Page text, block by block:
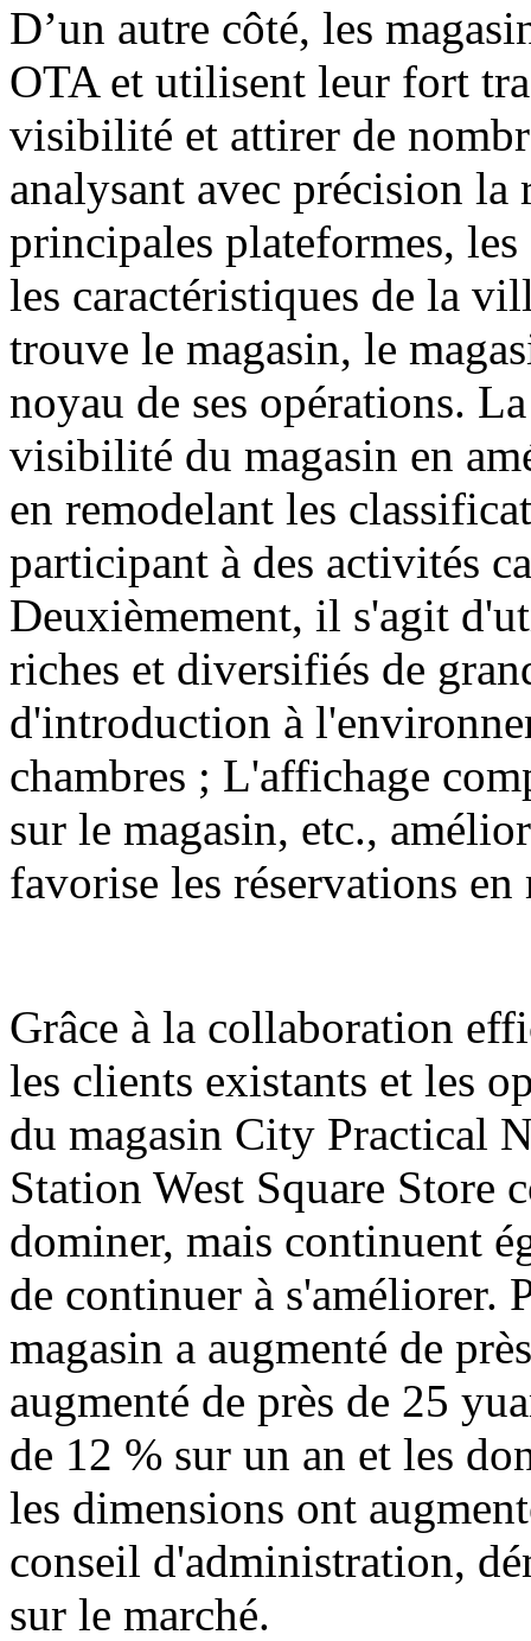
D’un autre côté, les
OTA et utilisent leur fort
visibilité et attirer de
analysant avec précision
principales plateformes,
les caractéristiques de la
trouve le magasin, le
noyau de ses opérations.
visibilité du magasin en
en remodelant les
participant à des activités
Deuxièmement, il s'agit
riches et diversifiés de
d'introduction à
chambres ; L'affichage
sur le magasin, etc.,
favorise les réservations en
Grâce à la collaboration
les clients existants et les
du magasin City Practical
Station West Square Store
dominer, mais continuent
de continuer à s'améliorer.
magasin a augmenté de
augmenté de près de 25
de 12 % sur un an et les
les dimensions ont
conseil d'administration,
sur le marché.